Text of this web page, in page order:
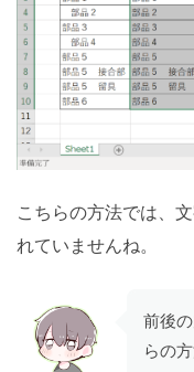
こちらの方法では、
れていませんね。
前後
らの